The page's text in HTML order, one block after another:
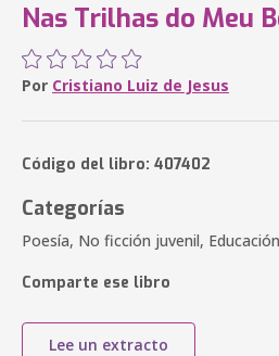
Nas Trilhas do Meu
Por Cristiano Luiz de Jesus
Código del libro: 407402
Categorías
Poesía, No ficción juvenil, Educación
Comparte ese libro
Lee un extracto